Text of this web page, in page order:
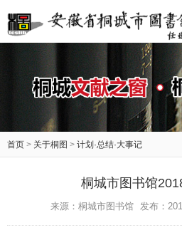
首页 > 关于桐图 > 计划·总结·大事记
桐城市图书馆
来源：桐城市图书馆 发布：